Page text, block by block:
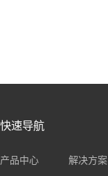
快速导航
产品中心
解决方案